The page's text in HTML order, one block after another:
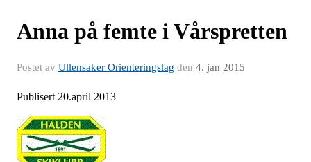
Anna på femte i Vårspretten
Postet av Ullensaker Orienteringslag den 4. jan 2015
Publisert 20.april 2013